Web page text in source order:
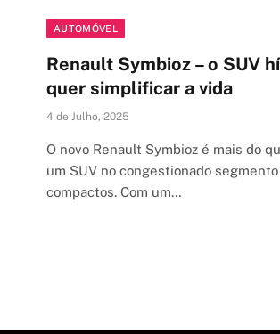
AUTOMÓVEL
Renault Symbioz – o SUV
quer simplificar a vida
4 de Julho, 2025
O novo Renault Symbioz é mais do
um SUV no congestionado
compactos. Com um…